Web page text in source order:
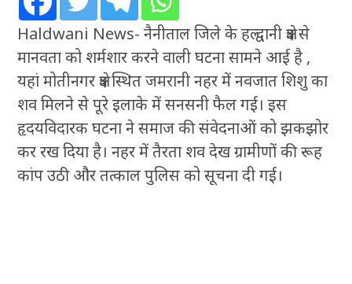
Haldwani News- नैनीताल जिले के हल्द्वानी क्षेत्र से
मानवता को शर्मशार करने वाली घटना सामने आई है ,
यहां मोतीनगर क्षेत्र स्थित जमरानी नहर में नवजात शिशु का
शव मिलने से पूरे इलाके में सनसनी फैल गई। इस
हृदयविदारक घटना ने समाज की संवेदनाओं को झकझोर
कर रख दिया है। नहर में तैरता शव देख ग्रामीणों की रूह
कांप उठी और तत्काल पुलिस को सूचना दी गई।